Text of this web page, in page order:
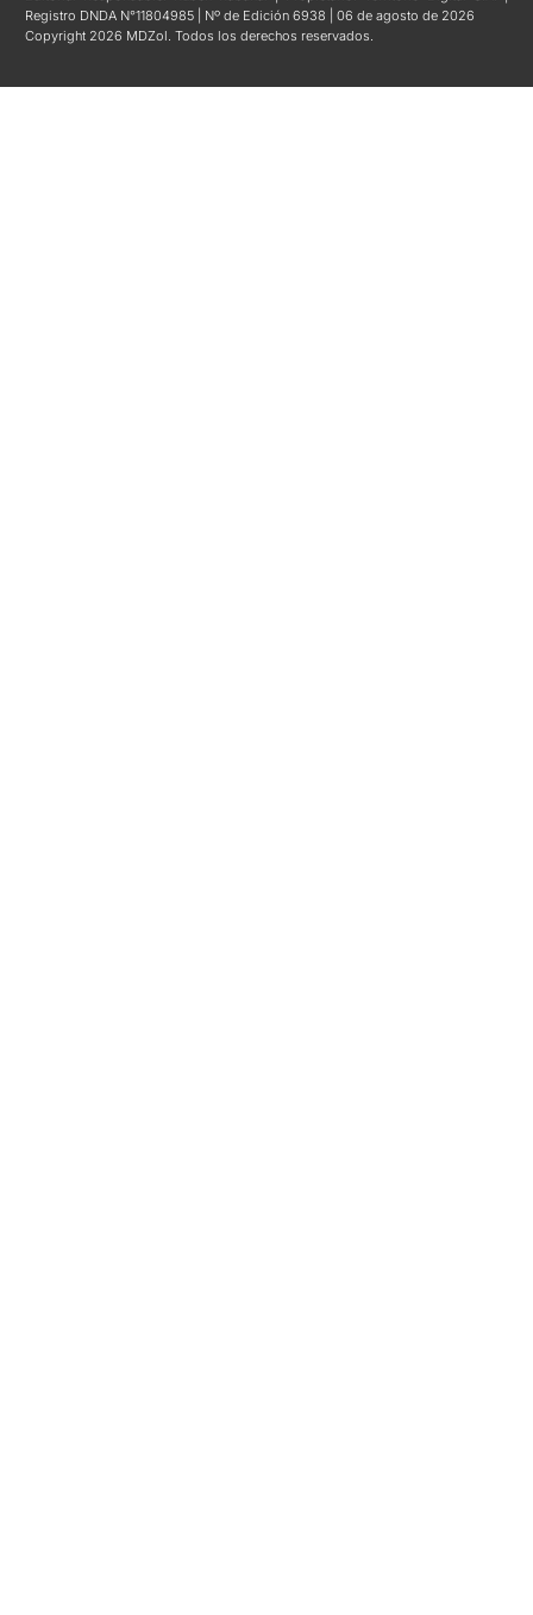
Registro DNDA N°11804985 | Nº de Edición 6938 | 06 de agosto de 2026
Copyright 2026 MDZol. Todos los derechos reservados.